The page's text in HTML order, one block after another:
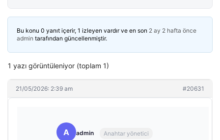
Bu konu 0 yanıt içerir, 1 izleyen vardır ve en son 2 ay 2 hafta önce
admin tarafından güncellenmiştir.
1 yazı görüntüleniyor (toplam 1)
21/05/2026: 2:39 am #20631
A admin Anahtar yönetici